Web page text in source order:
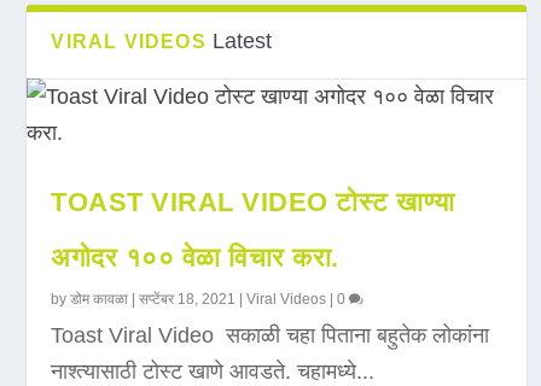
VIRAL VIDEOS Latest
TOAST VIRAL VIDEO टोस्ट खाण्या
अगोदर १०० वेळा विचार करा.
byडोम कावळा |सप्टेंबर 18, 2021 |Viral Videos |0
Toast Viral Video सकाळी चहा पिताना बहुतेक लोकांना
नाश्त्यासाठी टोस्ट खाणे आवडते. चहामध्ये...